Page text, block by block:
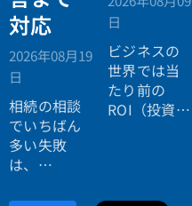
対応
2026年08月19
日
相続の相談
でいちばん
多い失敗
は、
日
ビジネスの
世界では当
たり前の
ROI（投資対